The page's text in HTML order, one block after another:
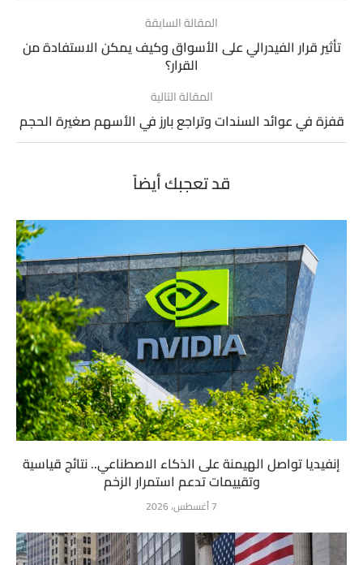
المقالة السابقة
تأثير قرار الفيدرالي على الأسواق وكيف يمكن الاستفادة من
القرار؟
المقالة التالية
قفزة في عوائد السندات وتراجع بارز في الأسهم صغيرة الحجم
قد تعجبك أيضاً
إنفيديا تواصل الهيمنة على الذكاء الاصطناعي.. نتائج قياسية
وتقييمات تدعم استمرار الزخم
7 أغسطس، 2026